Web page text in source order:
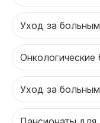
Уход за
Онкологические
Уход за